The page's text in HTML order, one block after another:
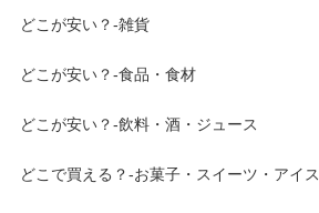
どこが安い？-雑貨
どこが安い？-食品・食材
どこが安い？-飲料・酒・ジュース
どこで買える？-お菓子・スイーツ・アイス